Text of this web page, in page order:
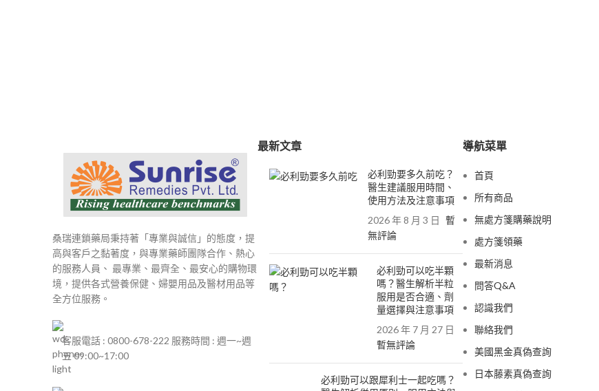
桑瑞連鎖藥局秉持著「專業與誠信」的態度，提
高與客戶之黏著度，與專業藥師團隊合作、熱心
的服務人員、 最專業、最齊全、最安心的購物環
境，提供各式營養保健、婦嬰用品及醫材用品等
全方位服務。
客服電話 : 0800-678-222 服務時間 : 週一~週
五 09:00~17:00
最新文章
必利勁要多久前吃？
醫生建議服用時間、
使用方法及注意事項
2026 年 8 月 3 日 暫
無評論
必利勁可以吃半顆
嗎？醫生解析半粒
服用是否合適、劑
量選擇與注意事項
2026 年 7 月 27 日
暫無評論
必利勁可以跟犀利士一起吃嗎？
導航菜單
首頁
所有商品
無處方箋購藥說明
處方箋領藥
最新消息
問答Q&A
認識我們
聯絡我們
美國黑金真偽查詢
日本藤素真偽查詢